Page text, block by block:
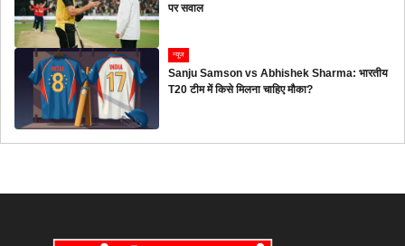
पर सवाल
न्यूज
Sanju Samson vs Abhishek Sharma: भारतीय
T20 टीम में किसे मिलना चाहिए मौका?